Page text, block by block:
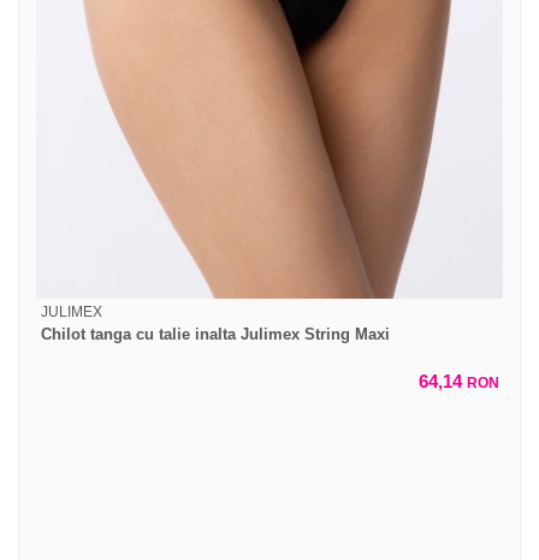
JULIMEX
Chilot tanga cu talie inalta Julimex String Maxi
64,14 RON